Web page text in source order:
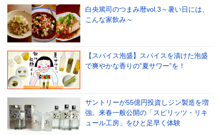
白央篤司のつまみ暦vol.3～暑い日には、
こんな家飲み～
【スパイス泡盛】スパイスを漬けた泡盛
で爽やかな香りの‟夏サワー”を！
サントリーが55億円投資しジン製造を増
強。来春一般公開の「スピリッツ・リキ
ュール工房」をひと足早く体験